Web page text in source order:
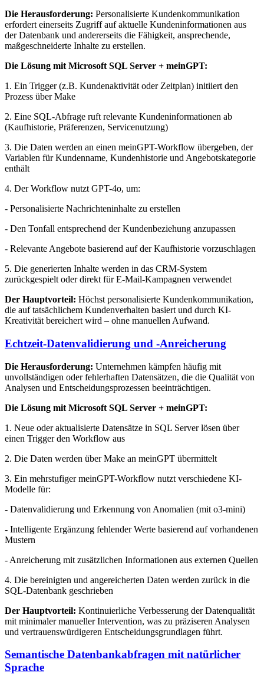
Die Herausforderung: Personalisierte Kundenkommunikation
erfordert einerseits Zugriff auf aktuelle Kundeninformationen aus
der Datenbank und andererseits die Fähigkeit, ansprechende,
maßgeschneiderte Inhalte zu erstellen.
Die Lösung mit Microsoft SQL Server + meinGPT:
1. Ein Trigger (z.B. Kundenaktivität oder Zeitplan) initiiert den
Prozess über Make
2. Eine SQL-Abfrage ruft relevante Kundeninformationen ab
(Kaufhistorie, Präferenzen, Servicenutzung)
3. Die Daten werden an einen meinGPT-Workflow übergeben, der
Variablen für Kundenname, Kundenhistorie und Angebotskategorie
enthält
4. Der Workflow nutzt GPT-4o, um:
- Personalisierte Nachrichteninhalte zu erstellen
- Den Tonfall entsprechend der Kundenbeziehung anzupassen
- Relevante Angebote basierend auf der Kaufhistorie vorzuschlagen
5. Die generierten Inhalte werden in das CRM-System
zurückgespielt oder direkt für E-Mail-Kampagnen verwendet
Der Hauptvorteil: Höchst personalisierte Kundenkommunikation,
die auf tatsächlichem Kundenverhalten basiert und durch KI-
Kreativität bereichert wird – ohne manuellen Aufwand.
Echtzeit-Datenvalidierung und -Anreicherung
Die Herausforderung: Unternehmen kämpfen häufig mit
unvollständigen oder fehlerhaften Datensätzen, die die Qualität von
Analysen und Entscheidungsprozessen beeinträchtigen.
Die Lösung mit Microsoft SQL Server + meinGPT:
1. Neue oder aktualisierte Datensätze in SQL Server lösen über
einen Trigger den Workflow aus
2. Die Daten werden über Make an meinGPT übermittelt
3. Ein mehrstufiger meinGPT-Workflow nutzt verschiedene KI-
Modelle für:
- Datenvalidierung und Erkennung von Anomalien (mit o3-mini)
- Intelligente Ergänzung fehlender Werte basierend auf vorhandenen
Mustern
- Anreicherung mit zusätzlichen Informationen aus externen Quellen
4. Die bereinigten und angereicherten Daten werden zurück in die
SQL-Datenbank geschrieben
Der Hauptvorteil: Kontinuierliche Verbesserung der Datenqualität
mit minimaler manueller Intervention, was zu präziseren Analysen
und vertrauenswürdigeren Entscheidungsgrundlagen führt.
Semantische Datenbankabfragen mit natürlicher
Sprache